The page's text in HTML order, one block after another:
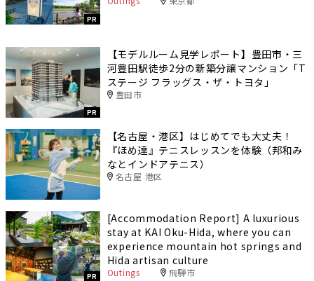
PR
PR
【モデルルーム見学レポート】豊田市・三
河豊田駅徒歩2分の新築分譲マンション「T
ステージ フラッグス・ザ・トヨタ」
豊田市
【名古屋・港区】はじめてでも大丈夫！
『ほめ達』テニスレッスンを体験（邦和み
なとインドアテニス）
名古屋 港区
PR
[Accommodation Report] A luxurious
stay at KAI Oku-Hida, where you can
experience mountain hot springs and
Hida artisan culture
Outings 飛騨市